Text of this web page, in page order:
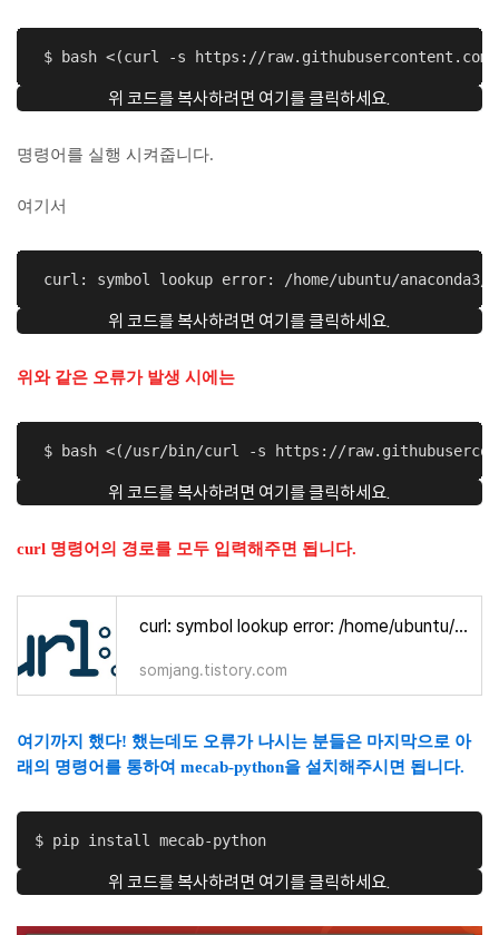
$ bash <(curl -s https://
위 코드를 복사하려면 여기를 클릭하세요.
명령어를 실행 시켜줍니다.
여기서
curl: symbol lookup error: /home/ubuntu/
위 코드를 복사하려면 여기를 클릭하세요.
위와 같은 오류가 발생 시에는
$ bash <(/usr/bin/curl -s https://
위 코드를 복사하려면 여기를 클릭하세요.
curl 명령어의 경로를 모두 입력해주면 됩니다.
curl: symbol lookup error: /home/ubuntu/anaconda3/bin/../lib/libcurl.so.4: undefined symbol: SSLv2_client_method 해결방법
somjang.tistory.com
여기까지 했다! 했는데도 오류가 나시는 분들은 마지막으로 아
래의 명령어를 통하여 mecab-python을 설치해주시면 됩니다.
$ pip install mecab-python
위 코드를 복사하려면 여기를 클릭하세요.